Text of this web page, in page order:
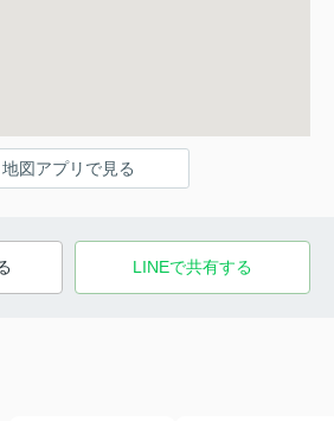
地図アプリで見る
LINEで共有する